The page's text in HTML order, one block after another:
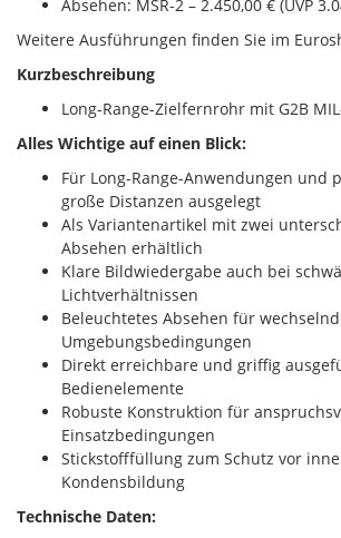
Absehen: MSR-2 – 2.450,00 € (UVP
Weitere Ausführungen finden Sie im
Kurzbeschreibung
Long-Range-Zielfernrohr mit G2B
Alles Wichtige auf einen Blick:
Für Long-Range-Anwendungen und
große Distanzen ausgelegt
Als Variantenartikel mit zwei
Absehen erhältlich
Klare Bildwiedergabe auch bei
Lichtverhältnissen
Beleuchtetes Absehen für
Umgebungsbedingungen
Direkt erreichbare und griffig
Bedienelemente
Robuste Konstruktion für
Einsatzbedingungen
Stickstofffüllung zum Schutz vor
Kondensbildung
Technische Daten: